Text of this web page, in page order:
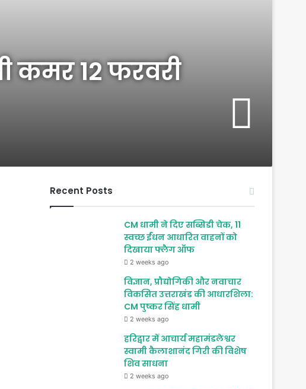
कमर 12 फरवरी
Recent Posts
CM धामी ने दिए सब्सिडी चेक, 11
स्वच्छ ईंधन आधारित वाहनों को
दिखाया फ्लैग ऑफ
2 weeks ago
विज्ञान, प्रौद्योगिकी और नवाचार
विकसित उत्तराखंड की आधारशिला:
CM पुष्कर सिंह धामी
2 weeks ago
हरिद्वार में आचार्य महामंडलेश्वर
स्वामी कैलाशानंद गिरी की विशेष
शिव साधना
2 weeks ago